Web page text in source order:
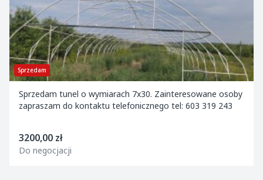
Sprzedam
Sprzedam tunel o wymiarach 7x30. Zainteresowane osoby
zapraszam do kontaktu telefonicznego tel: 603 319 243
3200,00 zł
Do negocjacji